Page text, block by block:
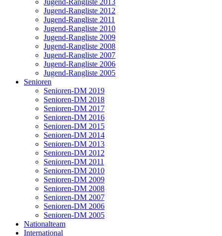
Jugend-Rangliste 2013
Jugend-Rangliste 2012
Jugend-Rangliste 2011
Jugend-Rangliste 2010
Jugend-Rangliste 2009
Jugend-Rangliste 2008
Jugend-Rangliste 2007
Jugend-Rangliste 2006
Jugend-Rangliste 2005
Senioren
Senioren-DM 2019
Senioren-DM 2018
Senioren-DM 2017
Senioren-DM 2016
Senioren-DM 2015
Senioren-DM 2014
Senioren-DM 2013
Senioren-DM 2012
Senioren-DM 2011
Senioren-DM 2010
Senioren-DM 2009
Senioren-DM 2008
Senioren-DM 2007
Senioren-DM 2006
Senioren-DM 2005
Nationalteam
International